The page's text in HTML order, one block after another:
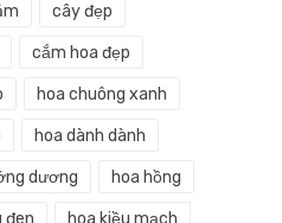
cây đẹp
cắm hoa đẹp
hoa chuông xanh
hoa dành dành
dương hoa hồng